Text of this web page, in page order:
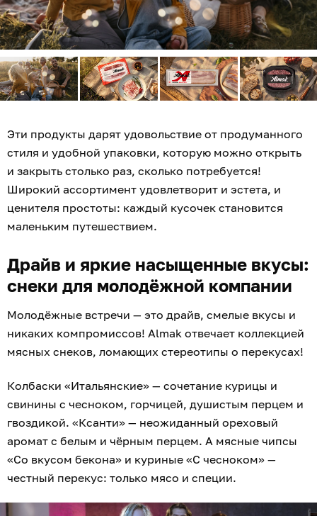
Эти продукты дарят удовольствие от продуманного
стиля и удобной упаковки, которую можно открыть
и закрыть столько раз, сколько потребуется!
Широкий ассортимент удовлетворит и эстета, и
ценителя простоты: каждый кусочек становится
маленьким путешествием.
Драйв и яркие насыщенные вкусы:
снеки для молодёжной компании
Молодёжные встречи — это драйв, смелые вкусы и
никаких компромиссов! Almak отвечает коллекцией
мясных снеков, ломающих стереотипы о перекусах!
Колбаски «Итальянские» — сочетание курицы и
свинины с чесноком, горчицей, душистым перцем и
гвоздикой. «Ксанти» — неожиданный ореховый
аромат с белым и чёрным перцем. А мясные чипсы
«Со вкусом бекона» и куриные «С чесноком» —
честный перекус: только мясо и специи.